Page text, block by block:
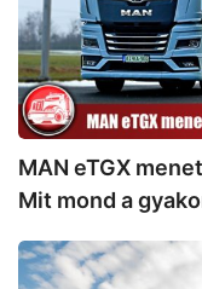
Mit
mond
a
gyakorlat
az
e-
teherautóról?
MAN eTGX
Mit mond a
5
nap,